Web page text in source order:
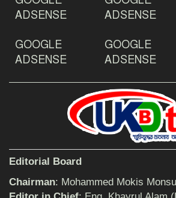
দেশ রক্ষায় প্রগতিশীল
-মহিবুল হাসান চৌধুরী
আহলে সুন্নাত এর
ADSENSE ADSENSE
GOOGLE
ADSENSE
GOOGLE
ADSENSE
Editorial Board
Chairman: Mohammed Mokis